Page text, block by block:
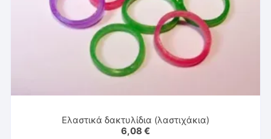
Ελαστικά δακτυλίδια (λαστιχάκια)
6,08 €